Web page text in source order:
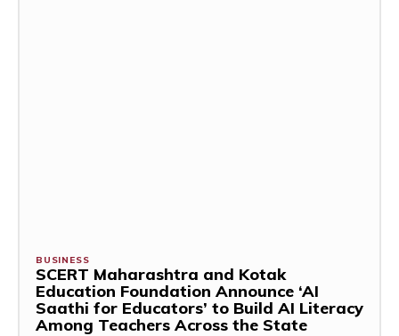
BUSINESS
SCERT Maharashtra and Kotak
Education Foundation Announce ‘AI
Saathi for Educators’ to Build AI Literacy
Among Teachers Across the State